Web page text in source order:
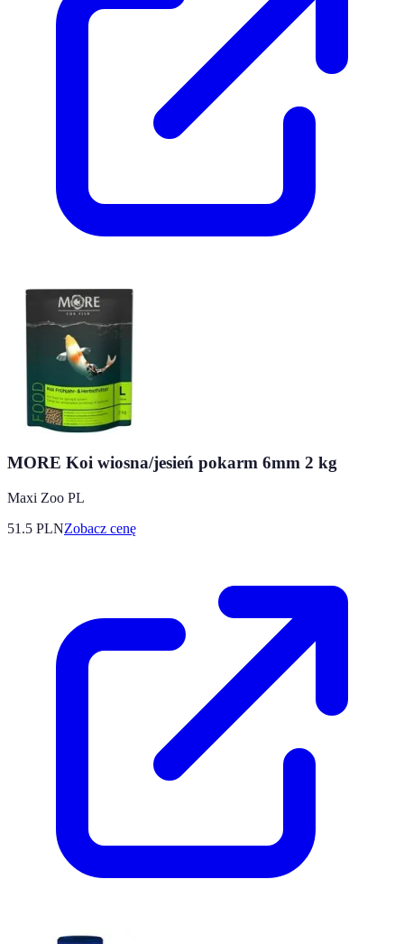
MORE Koi wiosna/jesień pokarm 6mm 2 kg
Maxi Zoo PL
51.5 PLNZobacz cenę